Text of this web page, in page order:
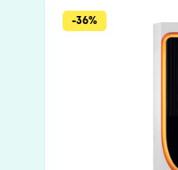
-36%